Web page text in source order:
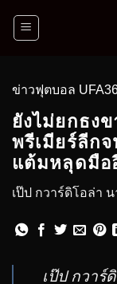
ข่าวฟุตบอล
ยังไม่ยกธง
พรีเมียร์ลีก
แต้มหลุดมือ
เป๊ป กวาร์ดิโอล่า
เป๊ป กวาร์